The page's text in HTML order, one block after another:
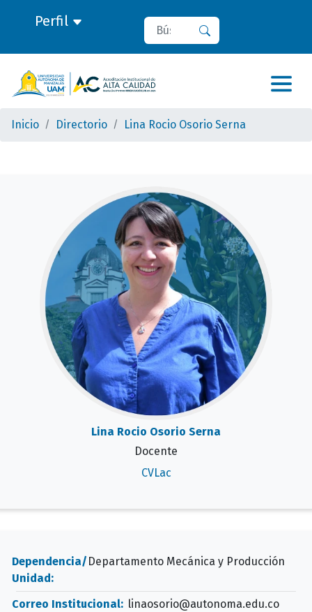
Perfil Buscar
Inicio Directorio Lina Rocio Osorio Serna
Lina Rocio Osorio Serna
Docente
CVLac
Dependencia/
Unidad:
Departamento Mecánica y Producción
Correo Institucional: linaosorio@autonoma.edu.co